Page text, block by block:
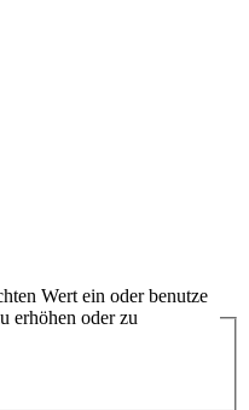
Wert ein oder benutze
erhöhen oder zu